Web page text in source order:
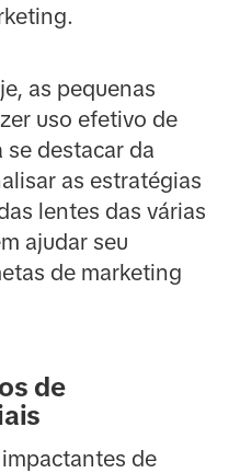
as pequenas
uso efetivo de
destacar da
as estratégias
lentes das várias
ajudar seu
de marketing
de
de